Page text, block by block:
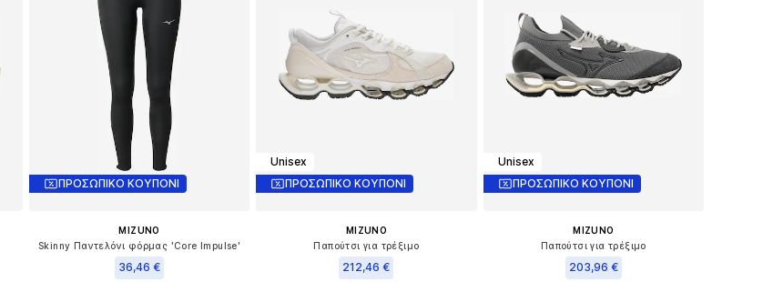
ΠΡΟΣΩΠΙΚΟ ΚΟΥΠΟΝΙ
MIZUNO
Skinny Παντελόνι φόρμας 'Core Impulse'
36,46 €
Unisex
ΠΡΟΣΩΠΙΚΟ ΚΟΥΠΟΝΙ
MIZUNO
Παπούτσι για τρέξιμο
212,46 €
Unisex
ΠΡΟΣΩΠΙΚΟ ΚΟΥΠΟΝΙ
MIZUNO
Παπούτσι για τρέξιμο
203,96 €